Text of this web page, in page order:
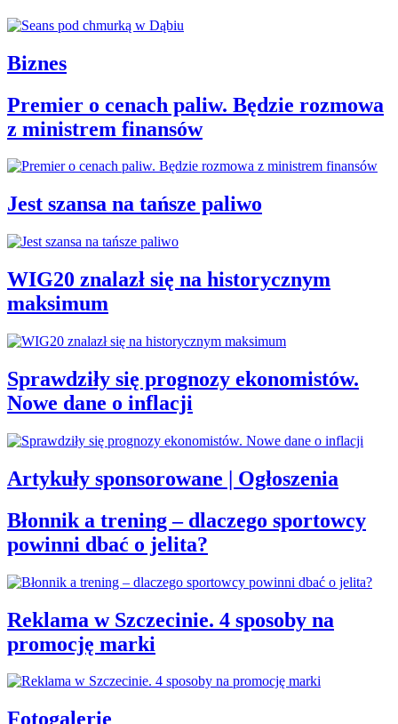
Biznes
Premier o cenach paliw. Będzie rozmowa
z ministrem finansów
Jest szansa na tańsze paliwo
WIG20 znalazł się na historycznym
maksimum
Sprawdziły się prognozy ekonomistów.
Nowe dane o inflacji
Artykuły sponsorowane | Ogłoszenia
Błonnik a trening – dlaczego sportowcy
powinni dbać o jelita?
Reklama w Szczecinie. 4 sposoby na
promocję marki
Fotogalerie